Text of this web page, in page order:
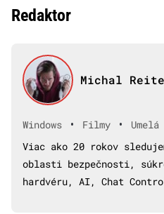
Redaktor
Michal
Windows • Filmy •
Viac ako 20 rokov
oblasti bezpečnosti,
hardvéru, AI, Chat